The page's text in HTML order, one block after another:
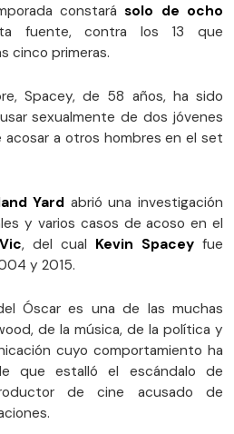
constarásolo de ocho
fuente, contra los 13 que
cinco primeras.
Spacey, de 58 años, ha sido
sexualmente de dos jóvenes
a otros hombres en el set
Yard abrió una investigación
y varios casos de acoso en el
, del cual Kevin Spacey fue
y 2015.
Óscar es una de las muchas
de la música, de la política y
cuyo comportamiento ha
que estalló el escándalo de
de cine acusado de